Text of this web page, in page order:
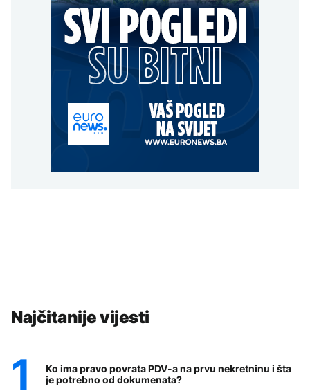
Najčitanije vijesti
Ko ima pravo povrata PDV-a na prvu nekretninu i šta
je potrebno od dokumenata?